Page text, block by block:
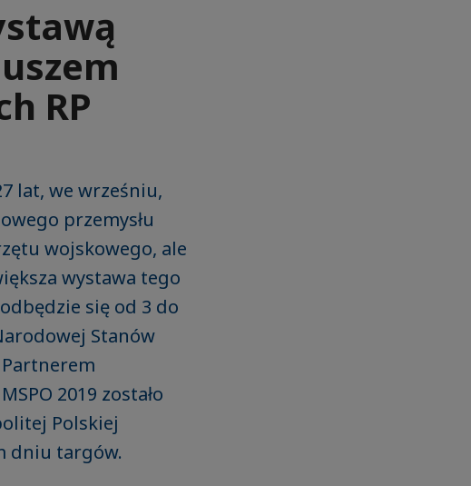
RP
lat, we wrześniu,
przemysłu
wojskowego, ale
wystawa tego
się od 3 do
Stanów
2019 zostało
Polskiej
dniu targów.